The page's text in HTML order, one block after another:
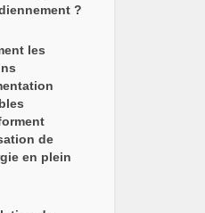
?
les
de
en plein